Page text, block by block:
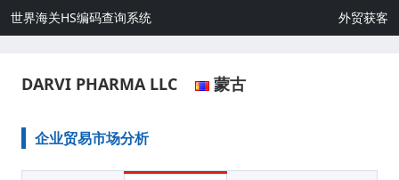
世界海关HS编码查询系统 外贸获客
DARVI PHARMA LLC 蒙古
企业贸易市场分析